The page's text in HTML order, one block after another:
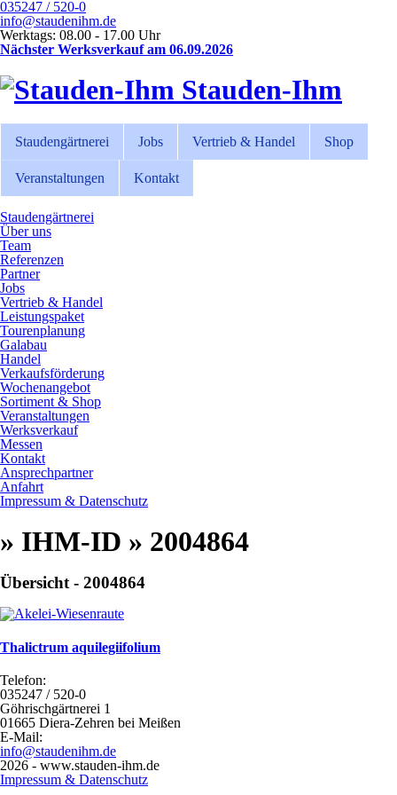
035247 / 520-0
info@staudenihm.de
Werktags: 08.00 - 17.00 Uhr
Nächster Werksverkauf am 06.09.2026
Stauden-Ihm
Staudengärtnerei Jobs Vertrieb & Handel Shop
Veranstaltungen Kontakt
Staudengärtnerei
Über uns
Team
Referenzen
Partner
Jobs
Vertrieb & Handel
Leistungspaket
Tourenplanung
Galabau
Handel
Verkaufsförderung
Wochenangebot
Sortiment & Shop
Veranstaltungen
Werksverkauf
Messen
Kontakt
Ansprechpartner
Anfahrt
Impressum & Datenschutz
» IHM-ID » 2004864
Übersicht - 2004864
Thalictrum aquilegiifolium
Telefon:
035247 / 520-0
Göhrischgärtnerei 1
01665 Diera-Zehren bei Meißen
E-Mail:
info@staudenihm.de
2026 - www.stauden-ihm.de
Impressum & Datenschutz